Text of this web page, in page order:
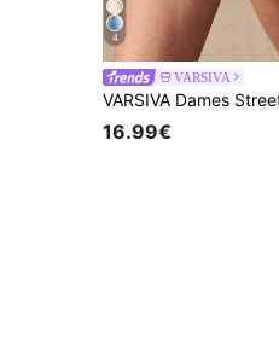
4
VARSIVA
16.99€